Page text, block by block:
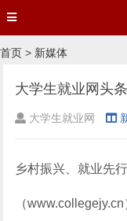
首页 > 新媒体
大学生就业网头
大学生就业网
乡村振兴、就业先行
（